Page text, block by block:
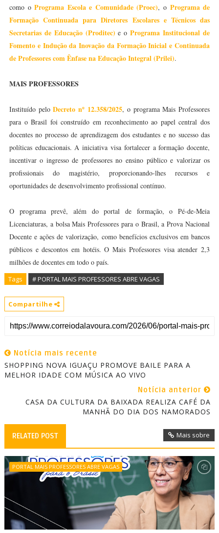
como oPrograma Escola e Comunidade (Proec), o Programa de
Formação Continuada para Diretores Escolares e Técnicos das
Secretarias de Educação (Proditec) e oPrograma Institucional de
Fomento e Indução da Inovação da Formação Inicial e Continuada
de Professores com Ênfase na Educação Integral (Prilei).
MAIS PROFESSORES
Instituído peloDecreto nº 12.358/2025, o programa Mais Professores
para o Brasil foi construído em reconhecimento ao papel central dos
docentes no processo de aprendizagem dos estudantes e no sucesso das
políticas educacionais. A iniciativa visa fortalecer a formação docente,
incentivar o ingresso de professores no ensino público e valorizar os
profissionais do magistério, proporcionando-lhes recursos e
oportunidades de desenvolvimento profissional contínuo.
O programa prevê, além do portal de formação, o Pé-de-Meia
Licenciaturas, a bolsa Mais Professores para o Brasil, a Prova Nacional
Docente e ações de valorização, como benefícios exclusivos em bancos
públicos e descontos em hotéis. O Mais Professores visa atender 2,3
milhões de docentes em todo o país.
Tags # PORTAL MAIS PROFESSORES ABRE VAGAS
Compartilhe
Notícia mais recente
SHOPPING NOVA IGUAÇU PROMOVE BAILE PARA A
MELHOR IDADE COM MÚSICA AO VIVO
Notícia anterior
CASA DA CULTURA DA BAIXADA REALIZA CAFÉ DA
MANHÃ DO DIA DOS NAMORADOS
RELATED POST Mais sobre
PORTAL MAIS PROFESSORES ABRE VAGAS